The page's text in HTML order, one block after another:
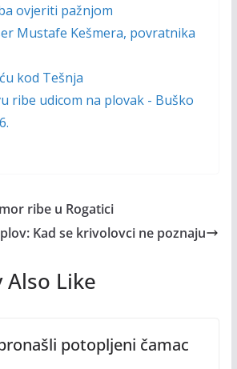
ovjeriti pažnjom
Mustafe Kešmera, povratnika
kod Tešnja
ribe udicom na plovak - Buško
ribe u Rogatici
Kad se krivolovci ne poznaju
Also Like
potopljeni čamac